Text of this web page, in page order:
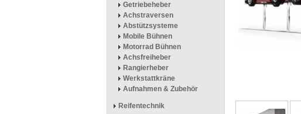
Getriebeheber
Achstraversen
Abstützsysteme
Mobile Bühnen
Motorrad Bühnen
Achsfreiheber
Rangierheber
Werkstattkräne
Aufnahmen & Zubehör
Reifentechnik